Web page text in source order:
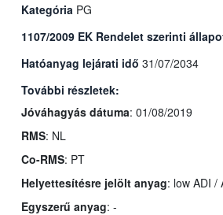
Kategória PG
1107/2009 EK Rendelet szerinti
Hatóanyag lejárati idő 31/07/2034
További részletek:
Jóváhagyás dátuma: 01/08/2019
RMS: NL
Co-RMS: PT
Helyettesítésre jelölt anyag: low ADI /
Egyszerű anyag: -